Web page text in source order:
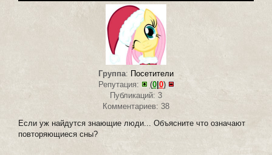
Группа: Посетители
Репутация:
(0| 0)
Публикаций: 3
Комментариев: 38
Если уж найдутся знающие люди... Объясните что означают
повторяющиеся сны?